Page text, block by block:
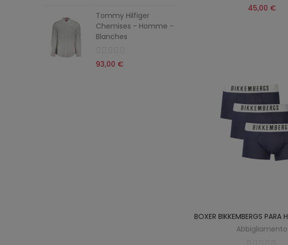
45,00 €
BOXER BIKKEMBERGS PARA
Abbigliamento
Tommy Hilfiger
Chemises - Homme -
Blanches
93,00 €